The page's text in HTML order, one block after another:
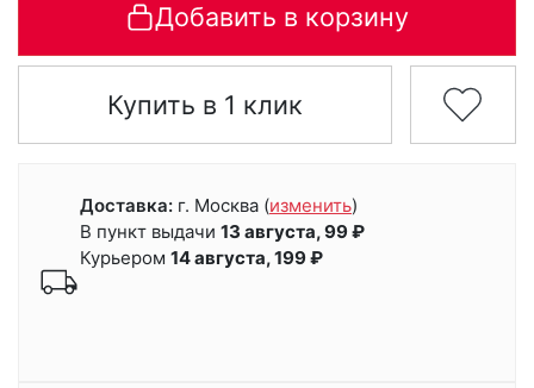
Добавить в корзину
Купить в 1 клик
Доставка: г. Москва (изменить)
В пункт выдачи 13 августа, 99 ₽
Курьером 14 августа, 199 ₽